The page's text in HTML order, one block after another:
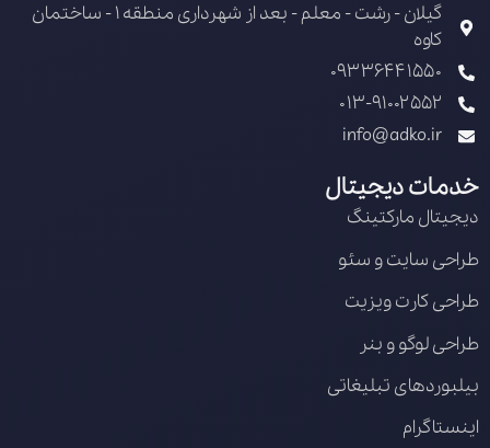
گیلان - رشت - معلم - بعد از شهرداری منطقه 1 - ساختمان
کاوه
09336441550
013-91002552
info@adko.ir
خدمات دیجیتال
دیجیتال مارکتینگ
طراحی سایت و سئو
طراحی کارت ویزیت
طراحی لوگو و بنر
بیلبوردهای تبلیغاتی
اینستاگرام